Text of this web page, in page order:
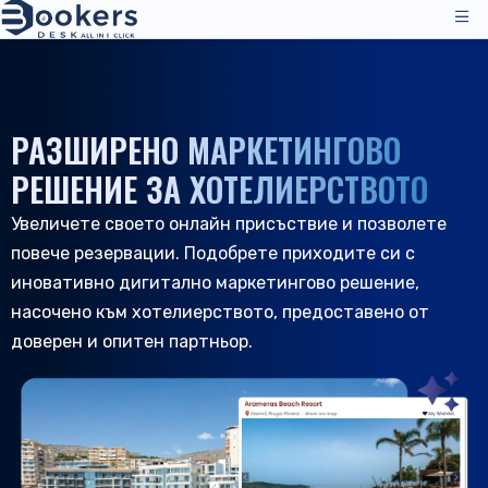
Операции по управление
Мениджър на канали
Канали за разпределение
Ценообразуване
Техническа поддръжка
Управление на резервации
PMS - Хотелска програма
Резервационен двигател
Решения
Настаняване
Хотели
Хостели
B&B и странноприемници
Отзиви
Ресурси
Ресурси & Инструменти
Инструменти & Ръководства
Поддръжка на клиенти
Компания
За нас
BG
Заявете демонстрация
РАЗШИРЕНО МАРКЕТИНГОВО
РЕШЕНИЕ ЗА ХОТЕЛИЕРСТВОТО
Увеличете своето онлайн присъствие и позволете
повече резервации. Подобрете приходите си с
иновативно дигитално маркетингово решение,
насочено към хотелиерството, предоставено от
доверен и опитен партньор.